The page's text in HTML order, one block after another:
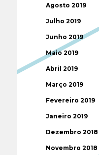
Agosto 2019
Julho 2019
Junho 2019
Maio 2019
Abril 2019
Março 2019
Fevereiro 2019
Janeiro 2019
Dezembro 2018
Novembro 2018